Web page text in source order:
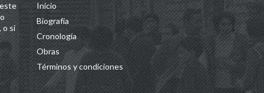
o si
Inicio
Biografía
Cronología
Obras
Términos y condiciones